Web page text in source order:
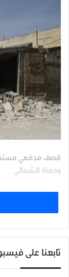
قصف مدفعي مستمر
وحماة الشمالي
قُتل مدنيان وجرح
وفي التفاصيل أفاد
تابعنا على